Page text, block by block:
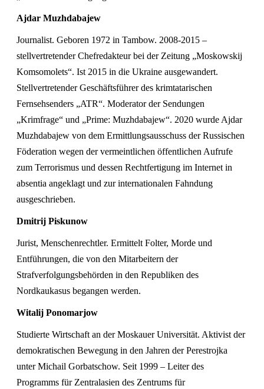
Ajdar Muzhdabajew
Journalist. Geboren 1972 in Tambow. 2008-2015 –
stellvertretender Chefredakteur bei der Zeitung „Moskowskij
Komsomolets“. Ist 2015 in die Ukraine ausgewandert.
Stellvertretender Geschäftsführer des krimtatarischen
Fernsehsenders „ATR“. Moderator der Sendungen
„Krimfrage“ und „Prime: Muzhdabajew“. 2020 wurde Ajdar
Muzhdabajew von dem Ermittlungsausschuss der Russischen
Föderation wegen der vermeintlichen öffentlichen Aufrufe
zum Terrorismus und dessen Rechtfertigung im Internet in
absentia angeklagt und zur internationalen Fahndung
ausgeschrieben.
Dmitrij Piskunow
Jurist, Menschenrechtler. Ermittelt Folter, Morde und
Entführungen, die von den Mitarbeitern der
Strafverfolgungsbehörden in den Republiken des
Nordkaukasus begangen werden.
Witalij Ponomarjow
Studierte Wirtschaft an der Moskauer Universität. Aktivist der
demokratischen Bewegung in den Jahren der Perestrojka
unter Michail Gorbatschow. Seit 1999 – Leiter des
Programms für Zentralasien des Zentrums für